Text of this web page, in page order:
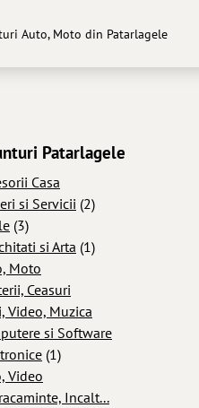
Auto, Moto din Patarlagele
Patarlagele
Casa
si Servicii (2)
(3)
si Arta (1)
Moto
Ceasuri
Video, Muzica
si Software
(1)
Video
Incalt...